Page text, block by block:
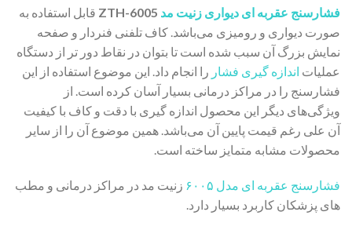
فشارسنج عقربه ای دیواری زنیت مد
قابل استفاده به
صورت دیواری و رومیزی می‌باشد. کاف تلفنی فنردار و صفحه
نمایش بزرگ آن سبب شده است تا بتوان در نقاط دور تر از دستگاه
عملیات اندازه گیری فشار را انجام داد. این موضوع استفاده از این
فشارسنج را در مراکز درمانی بسیار آسان کرده است. از
ویژگی‌های دیگر این محصول اندازه گیری با دقت و کاف با کیفیت
آن علی رغم قیمت پایین آن می‌باشد. همین موضوع آن را از سایر
محصولات مشابه متمایز ساخته است.
فشارسنج عقربه ای مدل ۶۰۰۵
زنیت مد در مراکز درمانی و مطب
های پزشکان کاربرد بسیار دارد.